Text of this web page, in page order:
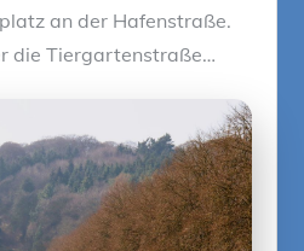
an der Hafenstraße.
die Tiergartenstraße…